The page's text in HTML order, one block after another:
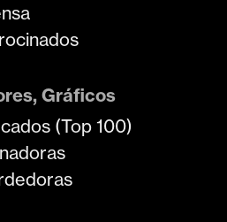
Gráficos
(Top 100)